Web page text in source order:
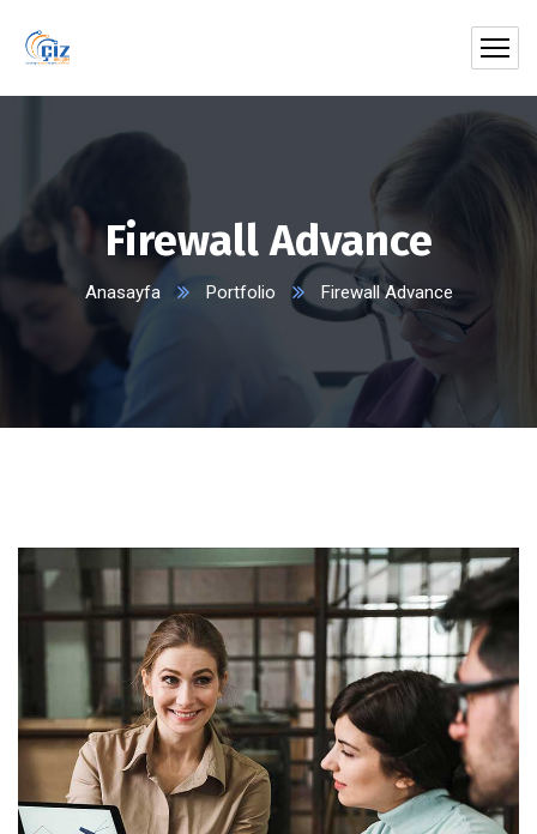
Firewall Advance
Anasayfa Portfolio Firewall Advance